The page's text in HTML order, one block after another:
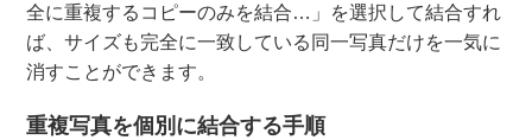
全に重複するコピーのみを結合…」を選択して結合すれ
ば、サイズも完全に一致している同一写真だけを一気に
消すことができます。
重複写真を個別に結合する手順